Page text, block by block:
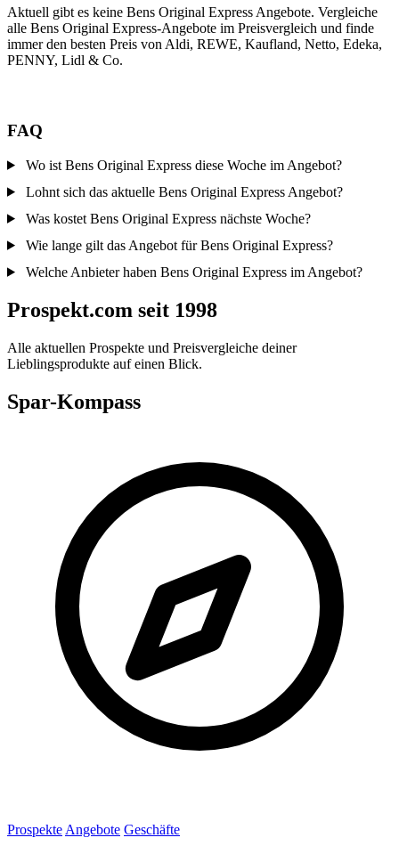
Aktuell gibt es keine Bens Original Express Angebote. Vergleiche
alle Bens Original Express-Angebote im Preisvergleich und finde
immer den besten Preis von Aldi, REWE, Kaufland, Netto, Edeka,
PENNY, Lidl & Co.
FAQ
Wo ist Bens Original Express diese Woche im Angebot?
Lohnt sich das aktuelle Bens Original Express Angebot?
Was kostet Bens Original Express nächste Woche?
Wie lange gilt das Angebot für Bens Original Express?
Welche Anbieter haben Bens Original Express im Angebot?
Prospekt.com seit 1998
Alle aktuellen Prospekte und Preisvergleiche deiner
Lieblingsprodukte auf einen Blick.
Spar-Kompass
Prospekte Angebote Geschäfte